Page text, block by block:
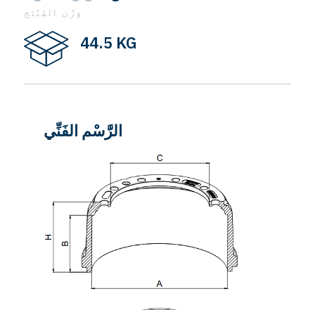
وَزْن المُنْتَج
44.5 KG
الرَّسْم الفَنِّي